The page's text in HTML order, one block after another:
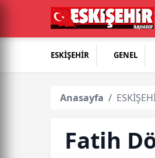
ESKİŞEHİR GENEL
Anasayfa
Fatih